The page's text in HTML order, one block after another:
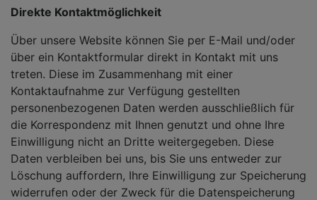
Direkte Kontaktmöglichkeit
Über unsere Website können Sie per E-Mail und/oder
über ein Kontaktformular direkt in Kontakt mit uns
treten. Diese im Zusammenhang mit einer
Kontaktaufnahme zur Verfügung gestellten
personenbezogenen Daten werden ausschließlich für
die Korrespondenz mit Ihnen genutzt und ohne Ihre
Einwilligung nicht an Dritte weitergegeben. Diese
Daten verbleiben bei uns, bis Sie uns entweder zur
Löschung auffordern, Ihre Einwilligung zur Speicherung
widerrufen oder der Zweck für die Datenspeicherung